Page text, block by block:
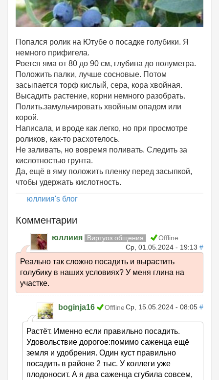
Попался ролик на Ютубе о посадке голубики. Я
немного прифигела.
Роется яма от 80 до 90 см, глубина до полуметра.
Положить палки, лучше сосновые. Потом
засыпается торф кислый, сера, кора хвойная.
Высадить растение, корни немного разобрать.
Полить.замульчировать хвойным опадом или
корой.
Написала, и вроде как легко, но при просмотре
роликов, как-то расхотелось.
Не заливать, но вовремя поливать. Следить за
кислотностью грунта.
Да, ещё в яму положить пленку перед засыпкой,
чтобы удержать кислотность.
юллиия's блог
Комментарии
юллиия Виртуоз общения
Offline
Ср, 01.05.2024 - 19:13 #
Реально так сложно посадить и вырастить
голубику в наших условиях? У меня глина на
участке.
boginja16 Offline Ср, 15.05.2024 - 08:05 #
Растёт. Именно если правильно посадить.
Удовольствие дорогое:помимо саженца ещё
земля и удобрения. Один куст правильно
посадить в районе 2 тыс. У коллеги уже
плодоносит. А я два саженца сгубила совсем,